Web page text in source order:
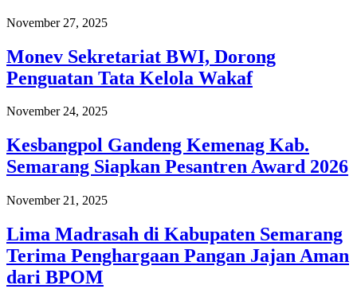
November 27, 2025
Monev Sekretariat BWI, Dorong
Penguatan Tata Kelola Wakaf
November 24, 2025
Kesbangpol Gandeng Kemenag Kab.
Semarang Siapkan Pesantren Award 2026
November 21, 2025
Lima Madrasah di Kabupaten Semarang
Terima Penghargaan Pangan Jajan Aman
dari BPOM